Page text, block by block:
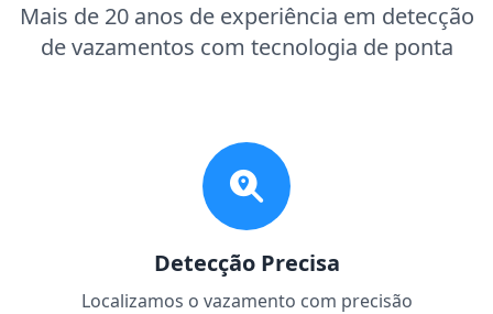
Mais de 20 anos de experiência em detecção
de vazamentos com tecnologia de ponta
Detecção Precisa
Localizamos o vazamento com precisão